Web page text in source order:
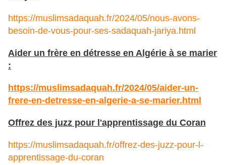
https://muslimsadaquah.fr/2024/05/nous-avons-
besoin-de-vous-pour-ses-sadaquah-jariya.html
Aider un frère en détresse en Algérie à se marier
:
https://muslimsadaquah.fr/2024/05/aider-un-
frere-en-detresse-en-algerie-a-se-marier.html
Offrez des juzz pour l'apprentissage du Coran
https://muslimsadaquah.fr/offrez-des-juzz-pour-l-
apprentissage-du-coran